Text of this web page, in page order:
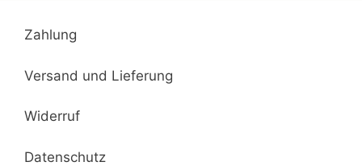
Zahlung
Versand und Lieferung
Widerruf
Datenschutz